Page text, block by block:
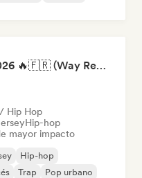
RAP FRANÇAIS 2026 🔥🇫🇷 (Way Records)
Hip Hop
Hip-hop
mayor impacto
Hip-hop
Trap
Pop urbano